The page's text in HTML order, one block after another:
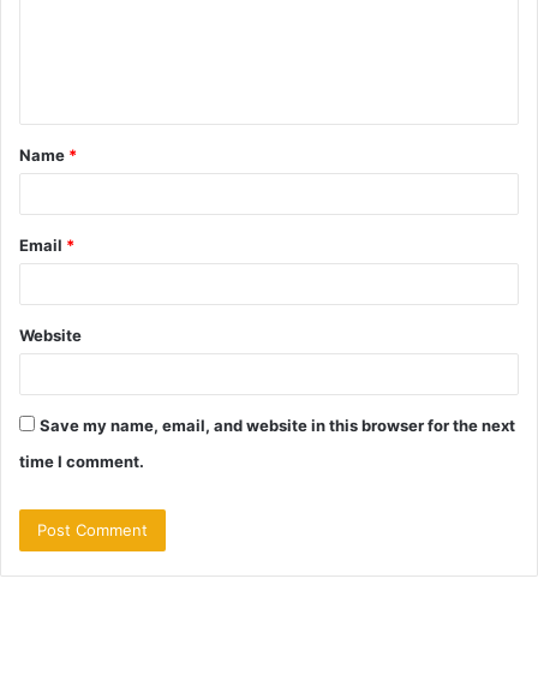
t
*
Name *
Email *
Website
Save my name, email, and website in this browser for the next
time I comment.